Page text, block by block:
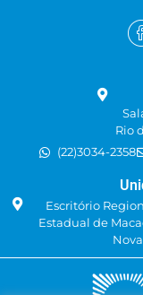
Rio
(22)3034-2358
Escritório
Estadual de